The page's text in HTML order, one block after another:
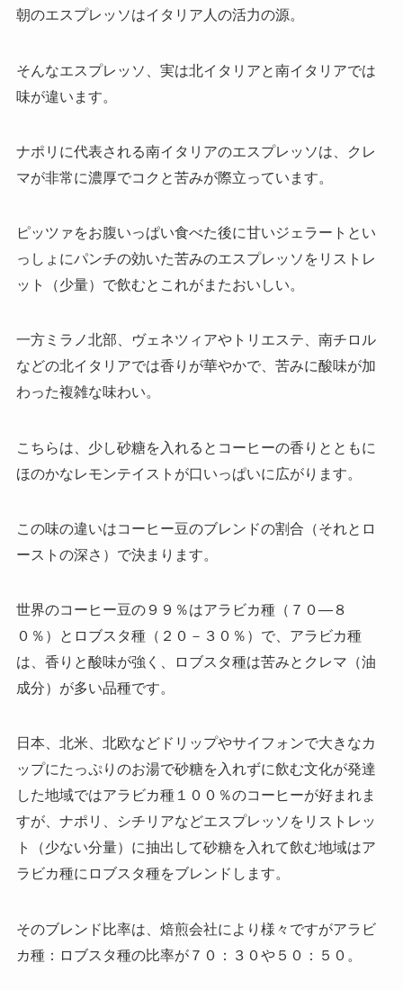
朝のエスプレッソはイタリア人の活力の源。
そんなエスプレッソ、実は北イタリアと南イタリアでは
味が違います。
ナポリに代表される南イタリアのエスプレッソは、クレ
マが非常に濃厚でコクと苦みが際立っています。
ピッツァをお腹いっぱい食べた後に甘いジェラートとい
っしょにパンチの効いた苦みのエスプレッソをリストレ
ット（少量）で飲むとこれがまたおいしい。
一方ミラノ北部、ヴェネツィアやトリエステ、南チロル
などの北イタリアでは香りが華やかで、苦みに酸味が加
わった複雑な味わい。
こちらは、少し砂糖を入れるとコーヒーの香りとともに
ほのかなレモンテイストが口いっぱいに広がります。
この味の違いはコーヒー豆のブレンドの割合（それとロ
ーストの深さ）で決まります。
世界のコーヒー豆の９９％はアラビカ種（７０―８
０％）とロブスタ種（２０－３０％）で、アラビカ種
は、香りと酸味が強く、ロブスタ種は苦みとクレマ（油
成分）が多い品種です。
日本、北米、北欧などドリップやサイフォンで大きなカ
ップにたっぷりのお湯で砂糖を入れずに飲む文化が発達
した地域ではアラビカ種１００％のコーヒーが好まれま
すが、ナポリ、シチリアなどエスプレッソをリストレッ
ト（少ない分量）に抽出して砂糖を入れて飲む地域はア
ラビカ種にロブスタ種をブレンドします。
そのブレンド比率は、焙煎会社により様々ですがアラビ
カ種：ロブスタ種の比率が７０：３０や５０：５０。